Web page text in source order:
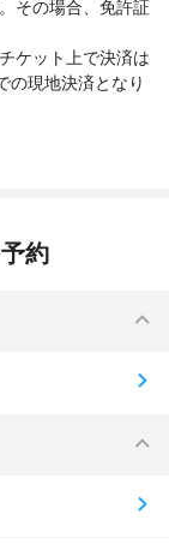
その場合、免許証
ケット上で決済は
の現地決済となり
約